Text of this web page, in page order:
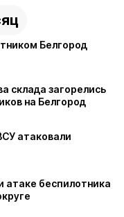
Белгород
склада загорелись
на Белгород
атаковали
атаке беспилотника